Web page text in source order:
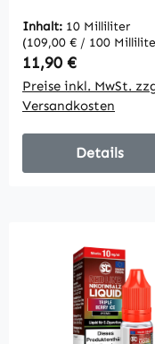
Inhalt: 10 Milliliter
(109,00 € / 100
Regulärer Preis:
11,90 €
Preise inkl. MwSt.
Versandkosten
Details